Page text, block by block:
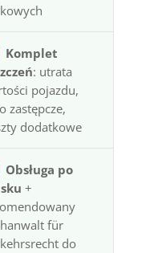
Komplet
: utrata
pojazdu,
zastępcze,
dodatkowe
Obsługa po
+
für
do